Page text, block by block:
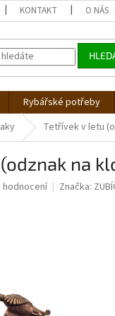
KONTAKT O NÁS
Rybářské potřeby
Tetřívek v letu
na
Značka: